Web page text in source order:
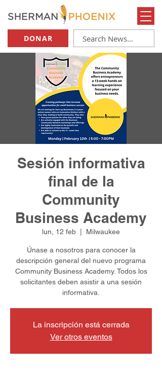
DONAR
Sesión informativa
final de la
Community
Business Academy
lun, 12 feb Milwaukee
Únase a nosotros para conocer la
descripción general del nuevo programa
Community Business Academy. Todos los
solicitantes deben asistir a una sesión
informativa.
La inscripción está cerrada
Ver otros eventos